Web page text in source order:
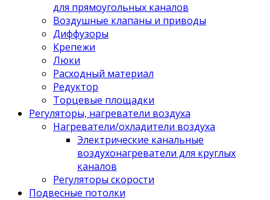
для прямоугольных каналов
Воздушные клапаны и приводы
Диффузоры
Крепежи
Люки
Расходный материал
Редуктор
Торцевые площадки
Регуляторы, нагреватели воздуха
Нагреватели/охладители воздуха
Электрические канальные
воздухонагреватели для круглых
каналов
Регуляторы скорости
Подвесные потолки